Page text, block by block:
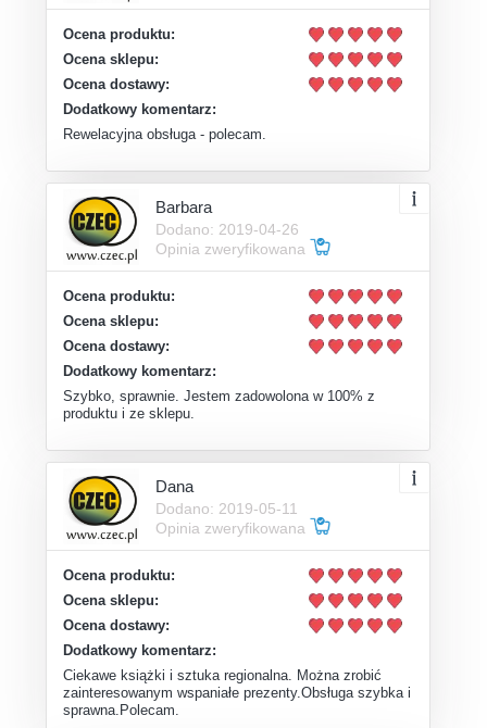
Ocena produktu:
Ocena sklepu:
Ocena dostawy:
Dodatkowy komentarz:
Rewelacyjna obsługa - polecam.
Barbara
Dodano: 2019-04-26
Opinia zweryfikowana
Ocena produktu:
Ocena sklepu:
Ocena dostawy:
Dodatkowy komentarz:
Szybko, sprawnie. Jestem zadowolona w 100% z
produktu i ze sklepu.
Dana
Dodano: 2019-05-11
Opinia zweryfikowana
Ocena produktu:
Ocena sklepu:
Ocena dostawy:
Dodatkowy komentarz:
Ciekawe książki i sztuka regionalna. Można zrobić
zainteresowanym wspaniałe prezenty.Obsługa szybka i
sprawna.Polecam.